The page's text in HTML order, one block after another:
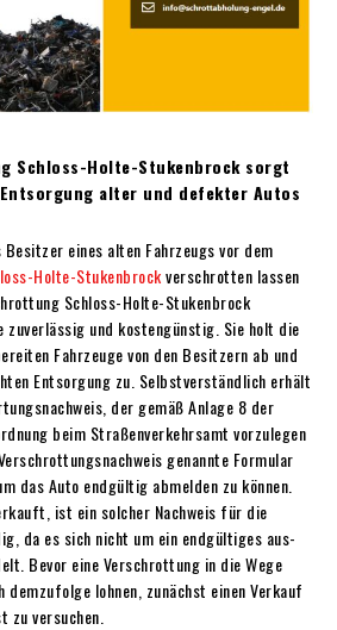
Schloss-Holte-Stukenbrock sorgt
alter und defekter Autos
eines alten Fahrzeugs vor dem
Holte-Stukenbrockverschrotten lassen
Schloss-Holte-Stukenbrock
und kostengünstig. Sie holt die
Fahrzeuge von den Besitzern ab und
Entsorgung zu. Selbstverständlich erhält
der gemäß Anlage 8 der
beim Straßenverkehrsamt vorzulegen
genannte Formular
das Auto endgültig abmelden zu können.
ist ein solcher Nachweis für die
da es sich nicht um ein endgültiges aus-
Bevor eine Verschrottung in die Wege
lohnen, zunächst einen Verkauf
zu versuchen.